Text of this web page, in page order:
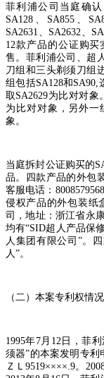
菲利浦公司当庭确
SA128
SA855
SA2631
SA2632
12款产品的公证购买
售。菲利浦公司、超
刀组和三头剃须刀组
组包括SA128和 SA90,
取 SA2629为比对对象
为比对对象，另外一
象。
当庭拆封公证购买的
品。四款产品的外包
客服电话：
侵权产品的外包装纸
司，地址：浙江省永
均有“SID超人产品保
人集团有限公司 ”。
人 ”。
（二）本案专利权情况
1995年7月 12 日，菲
须器”的本案发明专利
ＺＬ9519××××.9。